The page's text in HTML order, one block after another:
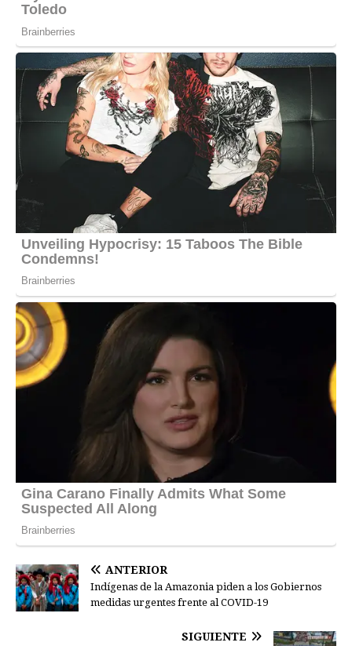
ANTERIOR
Indígenas de la Amazonia piden a los Gobiernos
medidas urgentes frente al COVID-19
SIGUIENTE